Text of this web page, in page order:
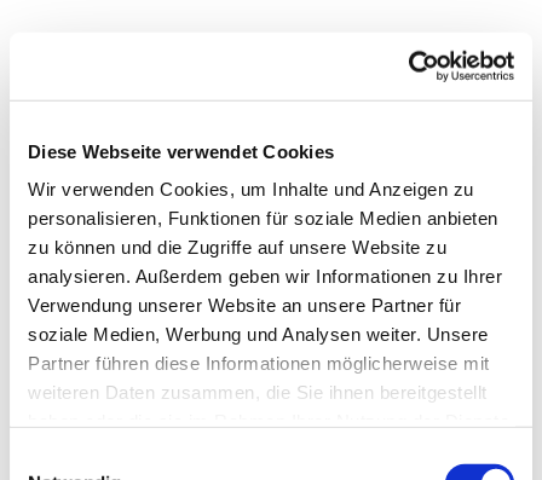
Diese Webseite verwendet Cookies
Wir verwenden Cookies, um Inhalte und Anzeigen zu
personalisieren, Funktionen für soziale Medien anbieten
zu können und die Zugriffe auf unsere Website zu
analysieren. Außerdem geben wir Informationen zu Ihrer
Verwendung unserer Website an unsere Partner für
soziale Medien, Werbung und Analysen weiter. Unsere
Partner führen diese Informationen möglicherweise mit
weiteren Daten zusammen, die Sie ihnen bereitgestellt